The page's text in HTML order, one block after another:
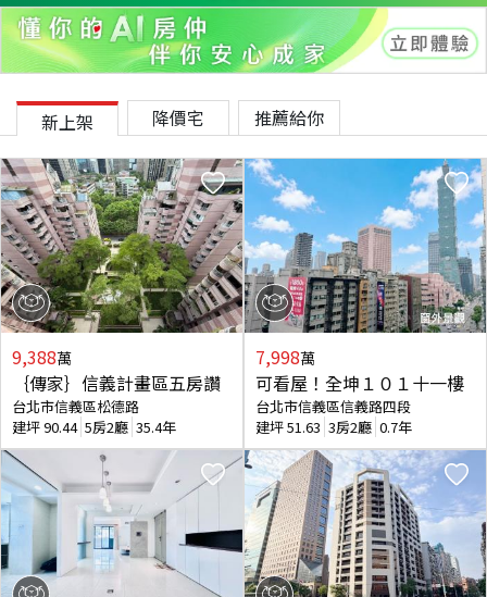
新上架 降價宅 推薦給你
9,388萬
｛傳家｝信義計畫區五房讚
台北市信義區松德路
建坪90.44 5房2廳 35.4年
7,998萬
可看屋！全坤１０１十一樓
台北市信義區信義路四段
建坪51.63 3房2廳 0.7年